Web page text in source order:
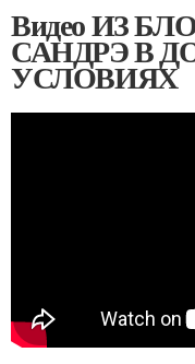
Видео ИЗ
САНДРЭ В
УСЛОВИЯХ